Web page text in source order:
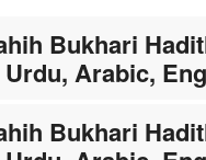
Bukhari
Arabic,
Bukhari